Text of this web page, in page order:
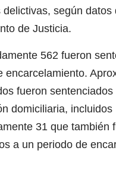
según datos
de Justicia.
562 fueron
encarcelamiento.
​​fueron
domiciliaria, incluidos
31 que también
a un periodo de